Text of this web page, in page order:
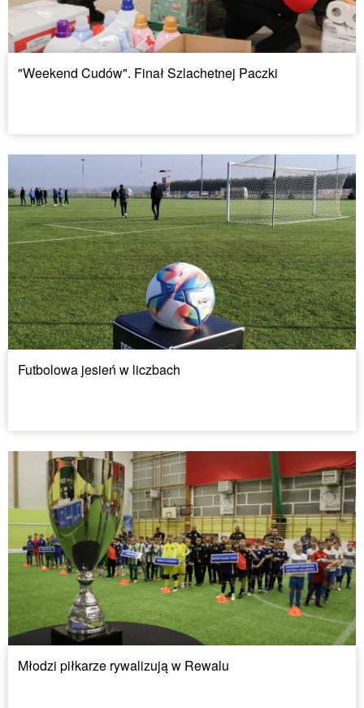
"Weekend Cudów". Finał Szlachetnej Paczki
Futbolowa jesień w liczbach
Młodzi piłkarze rywalizują w Rewalu